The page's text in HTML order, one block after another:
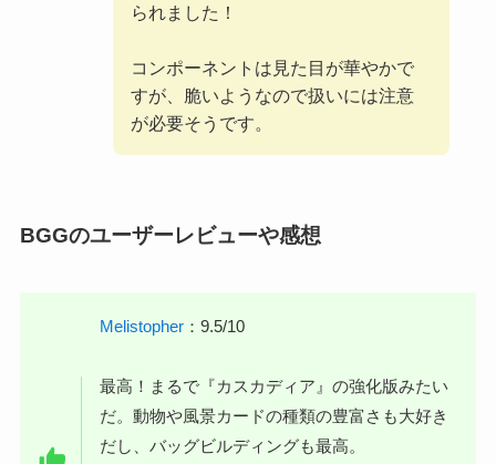
られました！
コンポーネントは見た目が華やかで
すが、脆いようなので扱いには注意
が必要そうです。
BGGのユーザーレビューや感想
Melistopher ：9.5/10
最高！まるで『カスカディア』の強化版みたい
だ。動物や風景カードの種類の豊富さも大好き
だし、バッグビルディングも最高。